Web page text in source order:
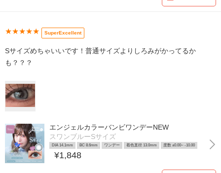
★★★★★ SuperExcellent
Sサイズめちゃいいです！普通サイズよりしろみがかってるか
も？？？
エンジェルカラーバンビワンデーNEW
スワンブルーSサイズ
DIA 14.1mm BC 8.6mm ワンデー 着色直径 13.0mm 度数 ±0.00~ -10.00
¥1,848